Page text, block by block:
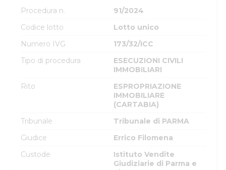
Procedura n.
91/2024
Codice lotto
Lotto unico
Numero IVG
173/32/ICC
Tipo di procedura
ESECUZIONI CIVILI
IMMOBILIARI
Rito
ESPROPRIAZIONE
IMMOBILIARE
(CARTABIA)
Tribunale
Tribunale di PARMA
Giudice
Errico Filomena
Custode
Istituto Vendite
Giudiziarie di Parma e